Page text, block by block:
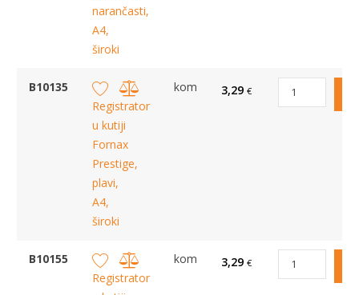
narančasti,
A4,
široki
B10135
Registrator
u kutiji
Fornax
Prestige,
plavi,
A4,
široki
kom 3,29 €
B10155
Registrator
kom 3,29 €